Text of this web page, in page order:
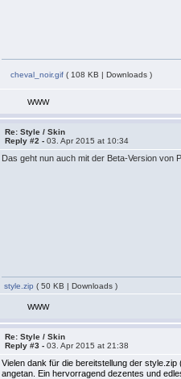
cheval_noir.gif ( 108 KB | Downloads )
WWW
Re: Style / Skin
Reply #2 -03. Apr 2015 at 10:34
Das geht nun auch mit der Beta-Version von
style.zip ( 50 KB | Downloads )
WWW
Re: Style / Skin
Reply #3 -03. Apr 2015 at 21:38
Vielen dank für die bereitstellung der
angetan. Ein hervorragend dezentes und